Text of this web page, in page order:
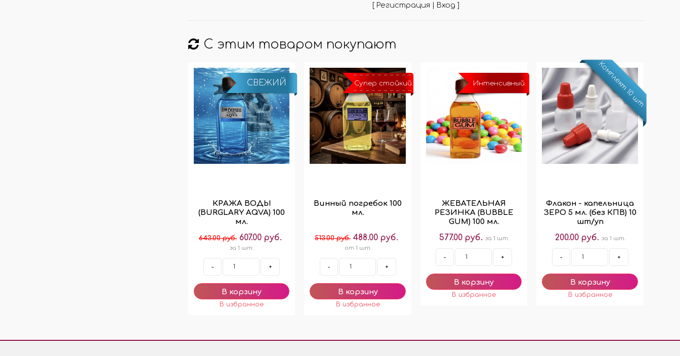
[ Регистрация | Вход ]
С этим товаром покупают
СВЕЖИЙ
КРАЖА ВОДЫ
(BURGLARY AQVA) 100
мл.
643.00 руб. 607.00 руб.
за 1 шт.
- +
Супер стойкий
Винный погребок 100
мл.
513.00 руб. 488.00 руб.
от 1 шт.
- +
Интенсивный
ЖЕВАТЕЛЬНАЯ
РЕЗИНКА (BUBBLE
GUM) 100 мл.
577.00 руб. за 1 шт.
- +
Комплект 10 шт
Флакон - капельница
ЗЕРО 5 мл. (без КПВ) 10
шт/уп
200.00 руб. за 1 шт.
- +